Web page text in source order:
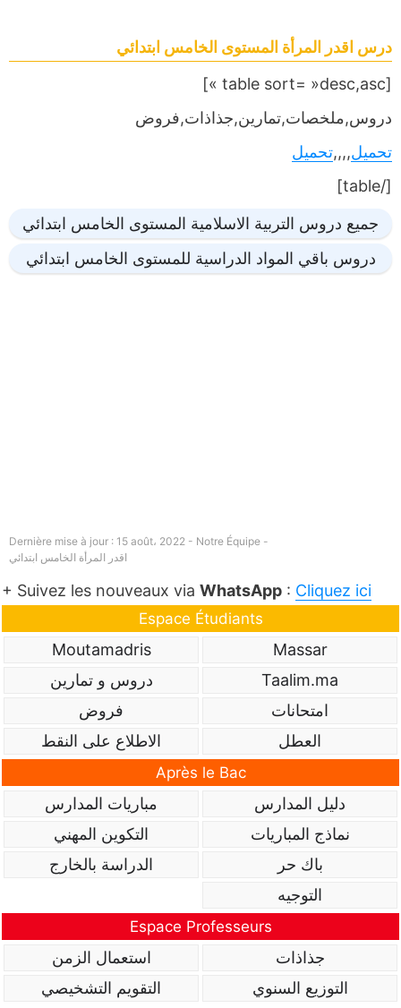
درس اقدر المرأة المستوى الخامس ابتدائي
[table sort= »desc,asc »]
دروس,ملخصات,تمارين,جذاذات,فروض
تحميل,,,,تحميل
[/table]
جميع دروس التربية الاسلامية المستوى الخامس ابتدائي
دروس باقي المواد الدراسية للمستوى الخامس ابتدائي
Dernière mise à jour : 15 août، 2022 - Notre Équipe -
اقدر المرأة الخامس ابتدائي
+ Suivez les nouveaux via WhatsApp : Cliquez ici
Espace Étudiants
Massar
Moutamadris
Taalim.ma
دروس و تمارين
امتحانات
فروض
العطل
الاطلاع على النقط
Après le Bac
دليل المدارس
مباريات المدارس
نماذج المباريات
التكوين المهني
باك حر
الدراسة بالخارج
التوجيه
Espace Professeurs
جذاذات
استعمال الزمن
التوزيع السنوي
التقويم التشخيصي